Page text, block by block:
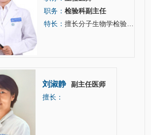
职务： 检验科副主任
特长： 擅长分子生物学检验，实验室管理。
刘淑静
副主任医师
擅长：